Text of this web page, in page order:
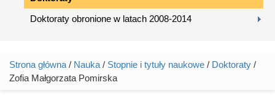
Doktoraty obronione w latach 2008-2014
Jesteś tutaj
Strona główna / Nauka / Stopnie i tytuły naukowe / Doktoraty /
Zofia Małgorzata Pomirska